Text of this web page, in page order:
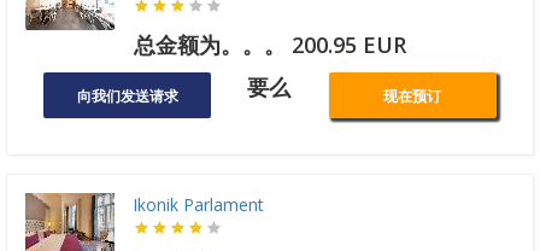
总金额为。。。 200.95 EUR
向我们发送请求 要么 现在预订
Ikonik Parlament